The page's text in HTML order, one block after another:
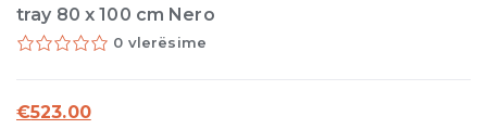
tray 80 x 100 cm Nero
0 vlerësime
€523.00